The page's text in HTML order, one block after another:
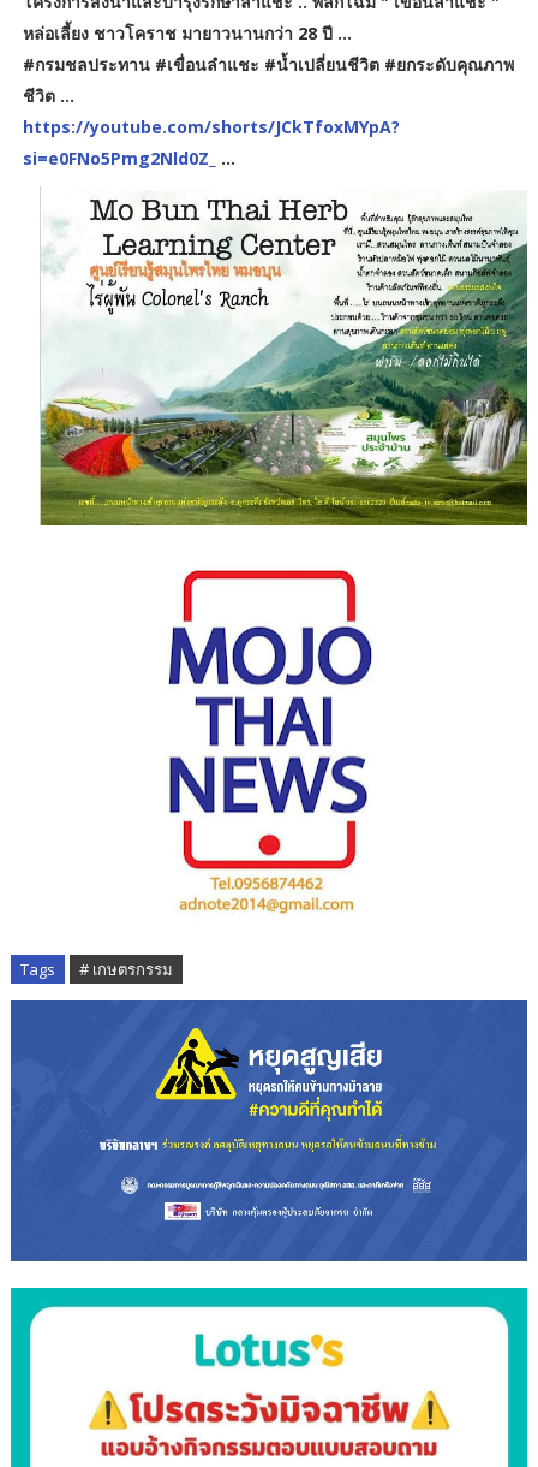
หล่อเลี้ยง ชาวโคราช มายาวนานกว่า 28 ปี ...
#กรมชลประทาน #เขื่อนลำแชะ #น้ำเปลี่ยนชีวิต #ยกระดับคุณภาพ
ชีวิต ...
https://youtube.com/shorts/JCkTfoxMYpA?
si=e0FNo5Pmg2Nld0Z_
...
Tags # เกษตรกรรม